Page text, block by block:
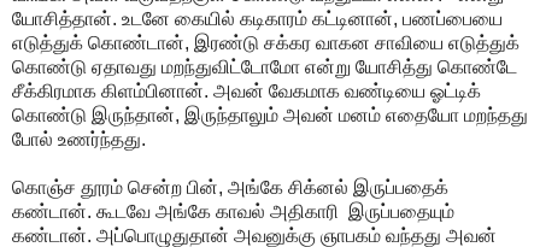
யோசித்தான். உடனே கையில் கடிகாரம் கட்டினான், பணப்பையை
எடுத்துக் கொண்டான், இரண்டு சக்கர வாகன சாவியை எடுத்துக்
கொண்டு ஏதாவது மறந்துவிட்டோமோ என்று யோசித்து கொண்டே
சீக்கிரமாக கிளம்பினான். அவன் வேகமாக வண்டியை ஓட்டிக்
கொண்டு இருந்தான், இருந்தாலும் அவன் மனம் எதையோ மறந்தது
போல் உணர்ந்தது.
கொஞ்ச தூரம் சென்ற பின், அங்கே சிக்னல் இருப்பதைக்
கண்டான். கூடவே அங்கே காவல் அதிகாரி
இருப்பதையும்
கண்டான். அப்பொழுதுதான் அவனுக்கு ஞாபகம் வந்தது அவன்